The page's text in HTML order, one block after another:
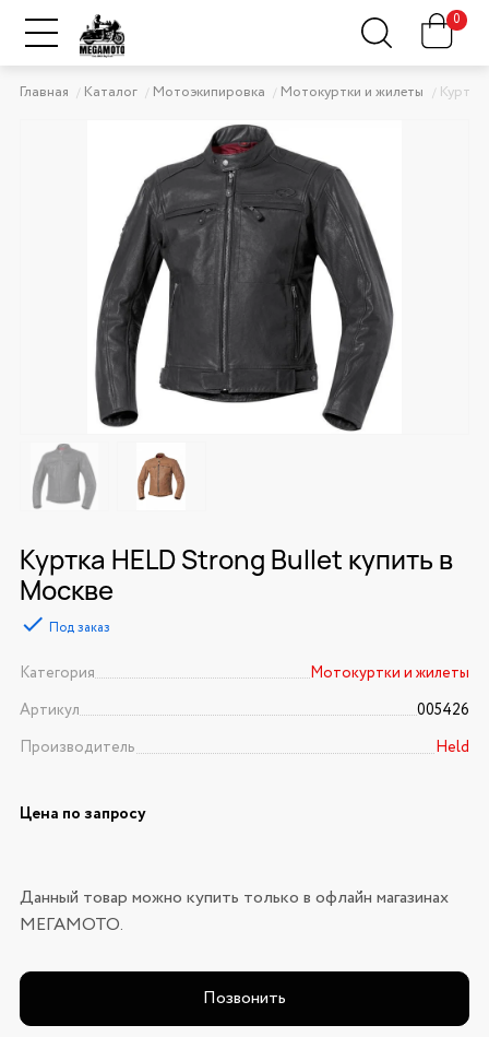
0
Главная Каталог Мотоэкипировка Мотокуртки и жилеты
Куртка HELD Strong Bullet купить в
Москве
Под заказ
Категория
Мотокуртки и жилеты
Артикул
005426
Производитель
Held
Цена по запросу
Данный товар можно купить только в офлайн магазинах
МЕГАМОТО.
Позвонить